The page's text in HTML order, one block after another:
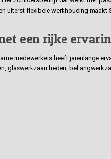
uiterst flexibele werkhouding
een rijke
medewerkers heeft jarenlange
glaswerkzaamheden,